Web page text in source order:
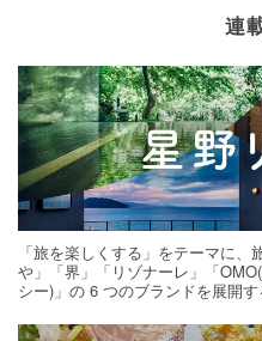
連
「旅を楽しくする」をテーマに
や」「界」「リゾナーレ」「
シー)」の 6 つのブランドを展開